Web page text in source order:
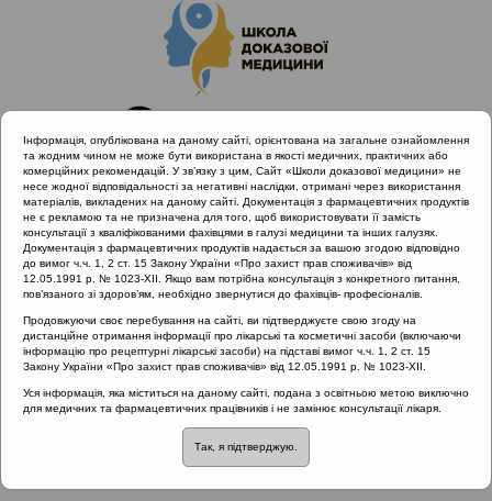
Головна
Матеріали за МКХ-11
16 Хвороби сечостатевої системи
Захворювання чоловічої статевої системи
Матеріали за МКХ-11:: 16 Хвороби
сечостатевої системи ::Захворювання
чоловічої статевої системи
Захворювання чоловічої статевої системи
Інформація, опублікована на даному сайті, орієнтована на загальне ознайомлення
та жодним чином не може бути використана в якості медичних, практичних або
комерційних рекомендацій. У зв’язку з цим, Сайт «Школи доказової медицини» не
несе жодної відповідальності за негативні наслідки, отримані через використання
матеріалів, викладених на даному сайті. Документація з фармацевтичних продуктів
не є рекламою та не призначена для того, щоб використовувати її замість
консультації з кваліфікованими фахівцями в галузі медицини та інших галузях.
Документація з фармацевтичних продуктів надається за вашою згодою відповідно
до вимог ч.ч. 1, 2 ст. 15 Закону України «Про захист прав споживачів» від
12.05.1991 р. № 1023-XII. Якщо вам потрібна консультація з конкретного питання,
пов’язаного зі здоров’ям, необхідно звернутися до фахівців- професіоналів.
Продовжуючи своє перебування на сайті, ви підтверджуєте свою згоду на
дистанційне отримання інформації про лікарські та косметичні засоби (включаючи
інформацію про рецептурні лікарські засоби) на підставі вимог ч.ч. 1, 2 ст. 15
Закону України «Про захист прав споживачів» від 12.05.1991 р. № 1023-XII.
Уся інформація, яка міститься на даному сайті, подана з освітньою метою виключно
для медичних та фармацевтичних працівників і не замінює консультації лікаря.
Так, я підтверджую.